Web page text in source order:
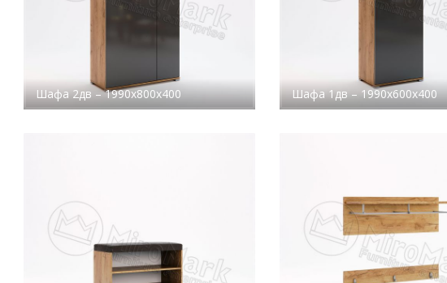
Шафа 2дв – 1990x800x400 Шафа 1дв – 1990x600x400